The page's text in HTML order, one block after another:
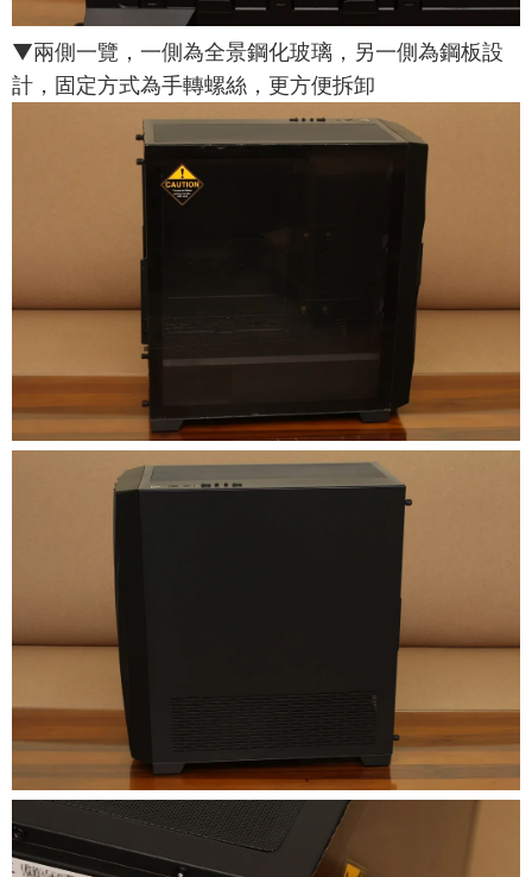
▼兩側一覽，一側為全景鋼化玻璃，另一側為鋼板設
計，固定方式為手轉螺絲，更方便拆卸